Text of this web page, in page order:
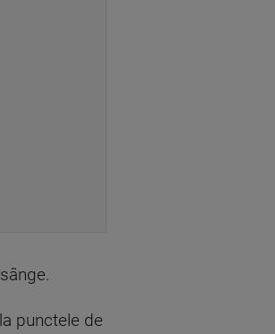
punctele de